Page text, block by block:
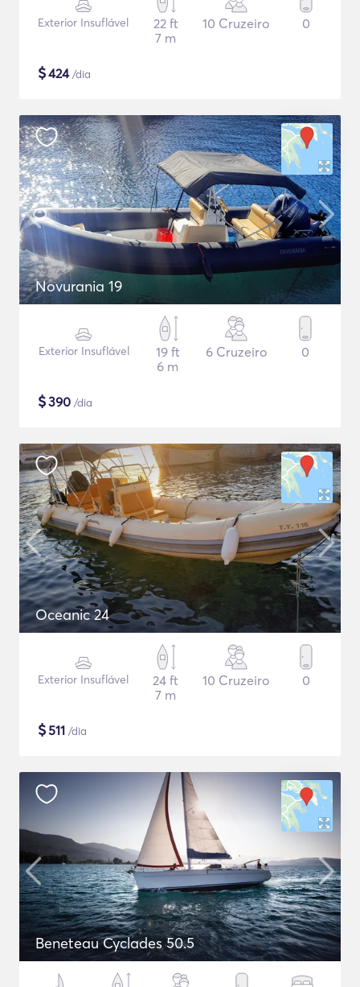
Exterior Insuflável
22 ft
7 m
10 Cruzeiro 0
$424/dia
Novurania 19
Exterior Insuflável
19 ft
6 m
6 Cruzeiro 0
$390 /dia
Oceanic 24
Exterior Insuflável
24 ft
7 m
10 Cruzeiro 0
$511 /dia
Beneteau Cyclades 50.5